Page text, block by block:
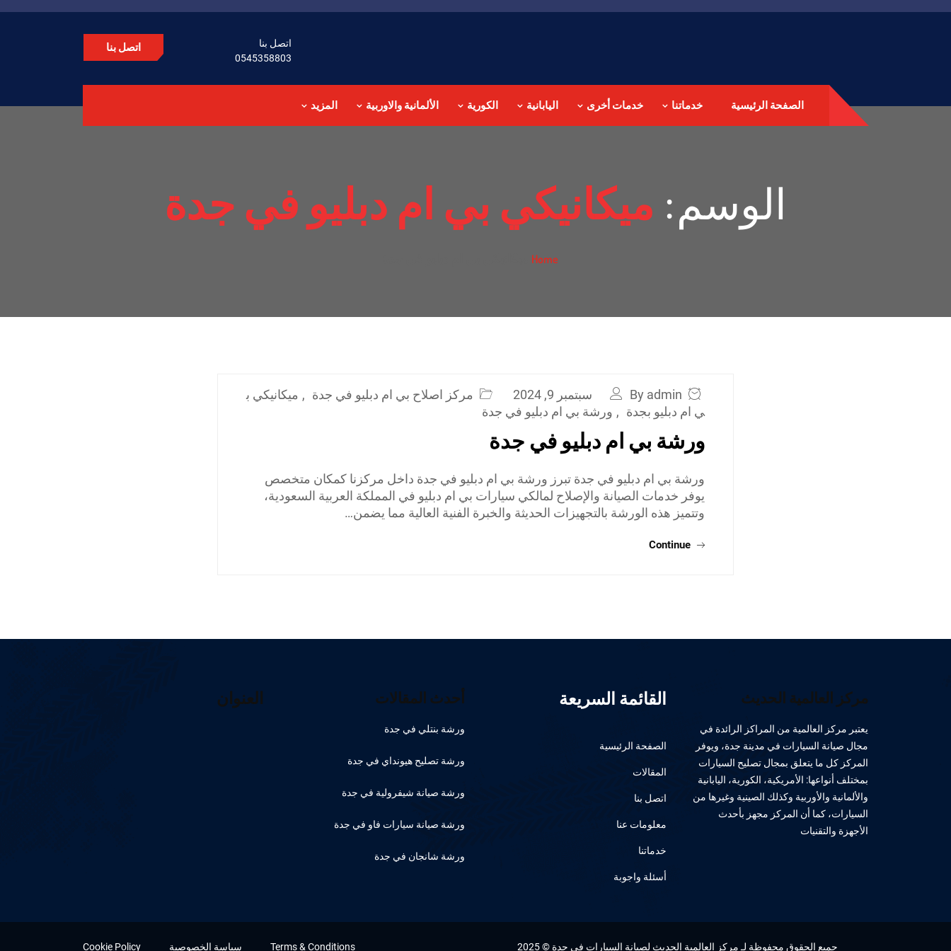
اتصل بنا
0545358803
اتصل بنا
الصفحة الرئيسية خدماتنا خدمات أخرى اليابانية الكورية الألمانية والاوربية المزيد
الوسم: ميكانيكي بي ام دبليو في جدة
Home
By admin سبتمبر 9, 2024 مركز اصلاح بي ام دبليو في جدة , ميكانيكي ب
ي ام دبليو بجدة , ورشة بي ام دبليو في جدة
ورشة بي ام دبليو في جدة
ورشة بي ام دبليو في جدة تبرز ورشة بي ام دبليو في جدة داخل مركزنا كمكان متخصص
يوفر خدمات الصيانة والإصلاح لمالكي سيارات بي ام دبليو في المملكة العربية السعودية،
وتتميز هذه الورشة بالتجهيزات الحديثة والخبرة الفنية العالية مما يضمن…
Continue
مركز العالمية الحديث
يعتبر مركز العالمية من المراكز الرائدة في
مجال صيانة السيارات في مدينة جدة، ويوفر
المركز كل ما يتعلق بمجال تصليح السيارات
بمختلف أنواعها: الأمريكية، الكورية، اليابانية
والألمانية والأوربية وكذلك الصينية وغيرها من
السيارات، كما أن المركز مجهز بأحدث
الأجهزة والتقنيات
القائمة السريعة
الصفحة الرئيسية
المقالات
اتصل بنا
معلومات عنا
خدماتنا
أسئلة واجوبة
أحدث المقالات
ورشة بنتلي في جدة
ورشة تصليح هيونداي في جدة
ورشة صيانة شيفرولية في جدة
ورشة صيانة سيارات فاو في جدة
ورشة شانجان في جدة
العنوان
جميع الحقوق محفوظة لـ مركز العالمية الحديث لصيانة السيارات في جدة © 2025 Terms & Conditions سياسة الخصوصية Cookie Policy